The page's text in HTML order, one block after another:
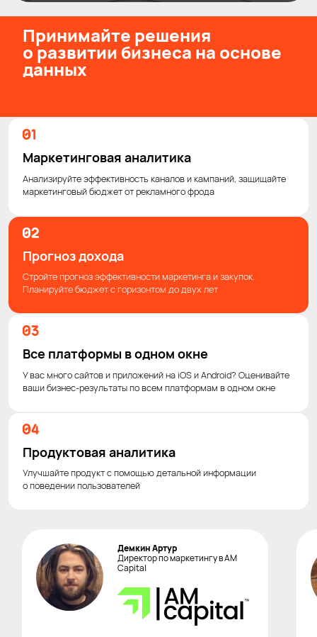
Принимайте решения
о развитии бизнеса на основе
данных
Маркетинговая аналитика
Анализируйте эффективность каналов и кампаний, защищайте
маркетинговый бюджет от рекламного фрода
Прогноз дохода
Стройте прогноз эффективности маркетинга и закупок.
Планируйте бюджет с горизонтом до двух лет
Все платформы в одном окне
У вас много сайтов и приложений на iOS и Android? Оценивайте
ваши бизнес-результаты по всем платформам в одном окне
Продуктовая аналитика
Улучшайте продукт с помощью детальной информации
о поведении пользователей
Демкин Артур
Директор по маркетингу в AM
Capital